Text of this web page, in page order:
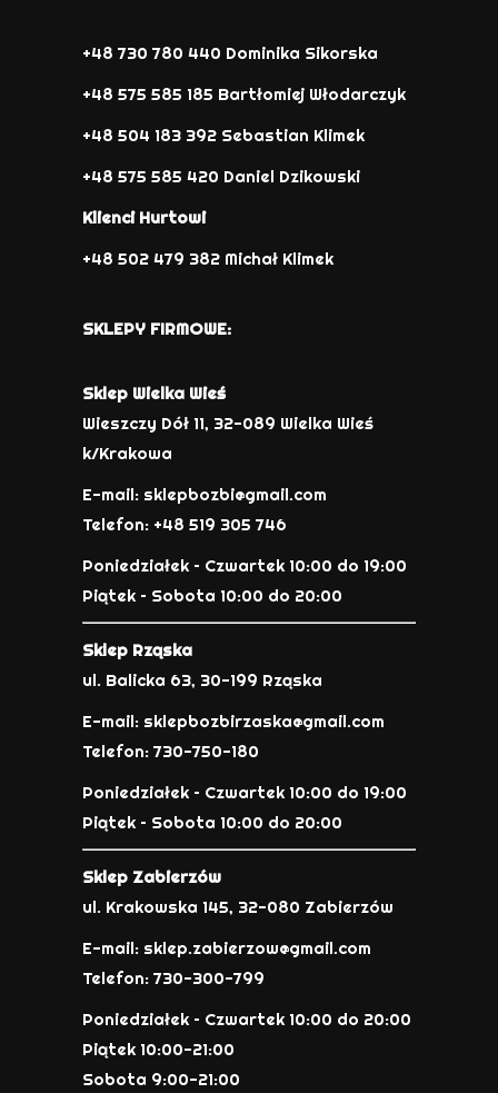
+48 730 780 440 Dominika Sikorska
+48 575 585 185 Bartłomiej Włodarczyk
+48 504 183 392 Sebastian Klimek
+48 575 585 420 Daniel Dzikowski
Klienci Hurtowi
+48 502 479 382 Michał Klimek
SKLEPY FIRMOWE:
Sklep Wielka Wieś
Wieszczy Dół 11, 32-089 Wielka Wieś
k/Krakowa
E-mail: sklepbozbi@gmail.com
Telefon: +48 519 305 746
Poniedziałek – Czwartek 10:00 do 19:00
Piątek – Sobota 10:00 do 20:00
Sklep Rząska
ul. Balicka 63, 30-199 Rząska
E-mail: sklepbozbirzaska@gmail.com
Telefon: 730-750-180
Poniedziałek – Czwartek 10:00 do 19:00
Piątek – Sobota 10:00 do 20:00
Sklep Zabierzów
ul. Krakowska 145, 32-080 Zabierzów
E-mail: sklep.zabierzow@gmail.com
Telefon: 730-300-799
Poniedziałek – Czwartek 10:00 do 20:00
Piątek 10:00-21:00
Sobota 9:00-21:00